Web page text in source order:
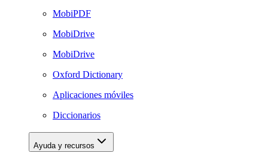
MobiPDF
MobiDrive
MobiDrive
Oxford Dictionary
Aplicaciones móviles
Diccionarios
Ayuda y recursos